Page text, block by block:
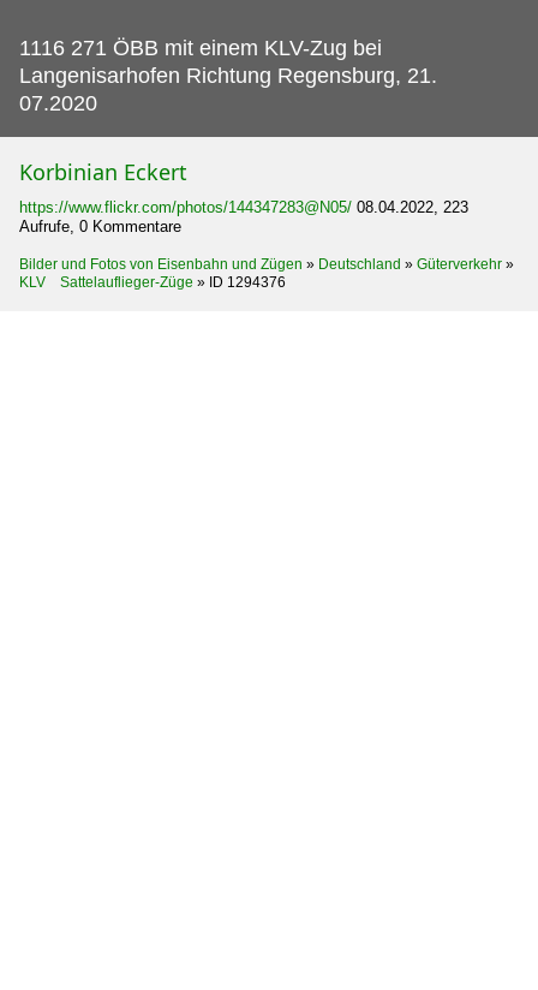
1116 271 ÖBB mit einem KLV-Zug bei
Langenisarhofen Richtung Regensburg, 21.
07.2020
Korbinian Eckert
https://www.flickr.com/photos/144347283@N05/ 08.04.2022, 223
Aufrufe, 0 Kommentare
Bilder und Fotos von Eisenbahn und Zügen » Deutschland » Güterverkehr »
KLV Sattelauflieger-Züge » ID 1294376